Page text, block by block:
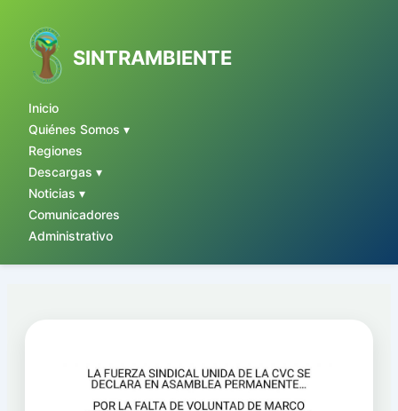
SINTRAMBIENTE
Inicio
Quiénes Somos ▾
Regiones
Descargas ▾
Noticias ▾
Comunicadores
Administrativo
contenido